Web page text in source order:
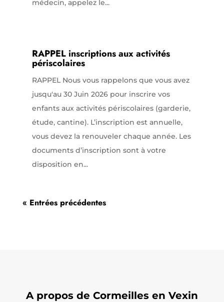
médecin, appelez le...
RAPPEL inscriptions aux activités
périscolaires
RAPPEL Nous vous rappelons que vous avez
jusqu'au 30 Juin 2026 pour inscrire vos
enfants aux activités périscolaires (garderie,
étude, cantine). L’inscription est annuelle,
vous devez la renouveler chaque année. Les
documents d’inscription sont à votre
disposition en...
« Entrées précédentes
A propos de Cormeilles en Vexin